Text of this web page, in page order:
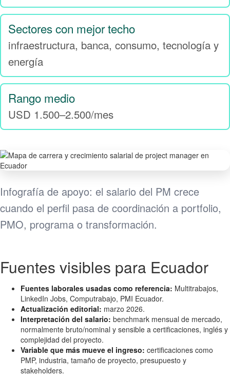
Sectores con mejor techo
infraestructura, banca, consumo, tecnología y
energía
Rango medio
USD 1.500–2.500/mes
Infografía de apoyo: el salario del PM crece
cuando el perfil pasa de coordinación a portfolio,
PMO, programa o transformación.
Fuentes visibles para Ecuador
Fuentes laborales usadas como referencia: Multitrabajos,
LinkedIn Jobs, Computrabajo, PMI Ecuador.
Actualización editorial: marzo 2026.
Interpretación del salario: benchmark mensual de mercado,
normalmente bruto/nominal y sensible a certificaciones, inglés y
complejidad del proyecto.
Variable que más mueve el ingreso: certificaciones como
PMP, industria, tamaño de proyecto, presupuesto y
stakeholders.